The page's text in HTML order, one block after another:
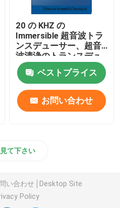
20 の KHZ の
Immersible 超音波トラ
ンスデューサー、超音
波清浄のトランスデュ
ーサー
ベストプライス
お問い合わせ
て下さい
い合わせ
Desktop Site
Policy